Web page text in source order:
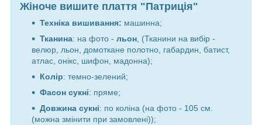
Жіноче вишите плаття "Патриція"
Техніка вишивання: машинна;
Тканина: на фото - льон, (Тканини на вибір -
велюр, льон, домоткане полотно, габардин, батист,
атлас, онікс, шифон, мадонна);
Колір: темно-зелений;
Фасон сукні: пряме;
Довжина сукні: по коліна (на фото - 105 см.
(можна змінити при замовлені));